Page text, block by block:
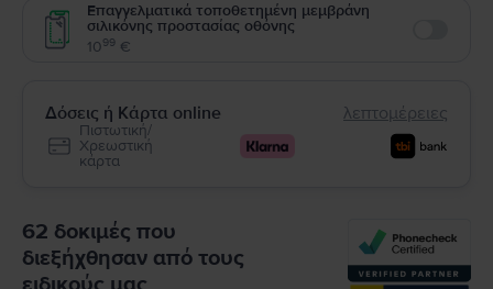
Επαγγελματικά τοποθετημένη μεμβράνη
σιλικόνης προστασίας οθόνης
1099 €
Δόσεις ή Κάρτα online λεπτομέρειες
Πιστωτική/
Χρεωστική
κάρτα
62 δοκιμές που
διεξήχθησαν από τους